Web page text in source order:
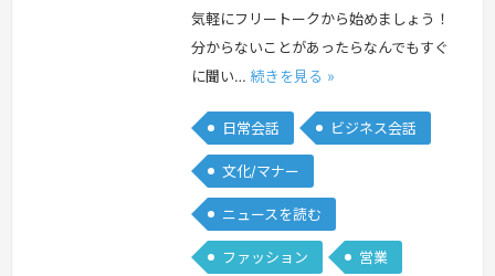
気軽にフリートークから始めましょう！
分からないことがあったらなんでもすぐ
に聞い… 続きを見る »
日常会話 ビジネス会話
文化/マナー
ニュースを読む
ファッション 営業